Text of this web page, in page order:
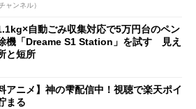
ャンネル）
自動ごみ収集対応で5万円台のペン
機「Dreame S1 Station」を試す 見え
と短所
アニメ】神の雫配信中！視聴で楽天ポイ
まる